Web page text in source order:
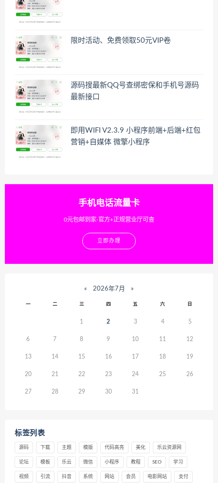
限时活动、免费领取50元VIP卷
源码搜最新QQ号查绑密保和手机号源码
最新接口
即用WIFI V2.3.9 小程序前端+后端+红包
营销+自媒体 微擎小程序
手机电话流量卡
0元包邮到家-官方+正规营业厅可查
立即办理
« 2026年7月 »
一 二 三 四 五 六 日
1 2 3 4 5
6 7 8 9 10 11 12
13 14 15 16 17 18 19
20 21 22 23 24 25 26
27 28 29 30 31
标签列表
源码 下载 主题 模版 代码高亮 美化 乐云资源网
论坛 模板 乐云 微信 小程序 教程 SEO 学习
视频 引流 抖音 系统 网站 会员 电影网站 支付